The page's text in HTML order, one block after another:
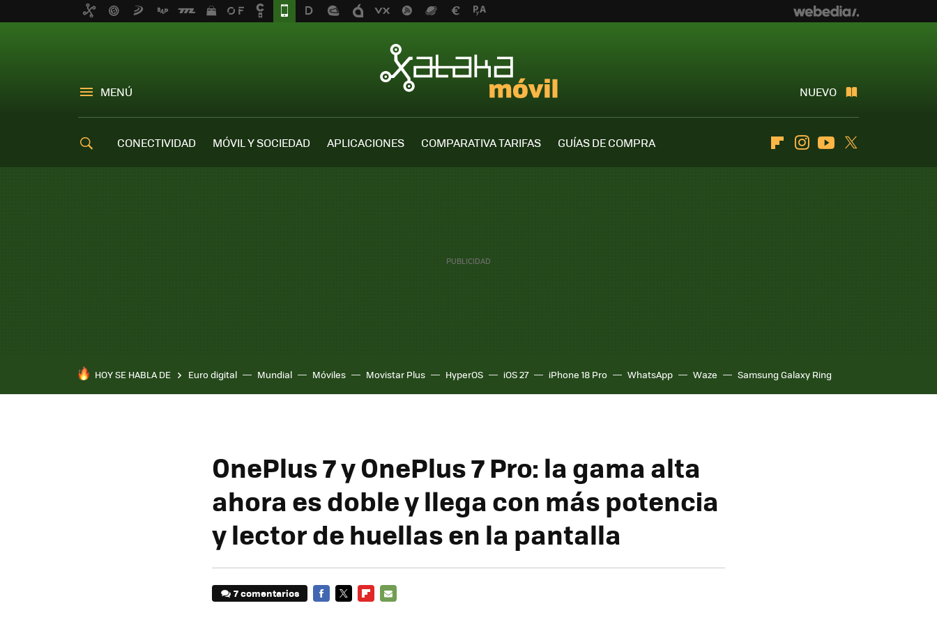
MENÚ NUEVO
CONECTIVIDAD MÓVIL Y SOCIEDAD APLICACIONES COMPARATIVA TARIFAS
GUÍAS DE COMPRA
FlipboardInstagramYoutube
HOY SE HABLA DE Euro digital Mundial Móviles Movistar Plus HyperOS iOS 27 iPhone 18 Pro WhatsApp Waze Samsung Galaxy Ring
OnePlus 7 y OnePlus 7 Pro: la gama alta
ahora es doble y llega con más potencia
y lector de huellas en la pantalla
7 comentarios